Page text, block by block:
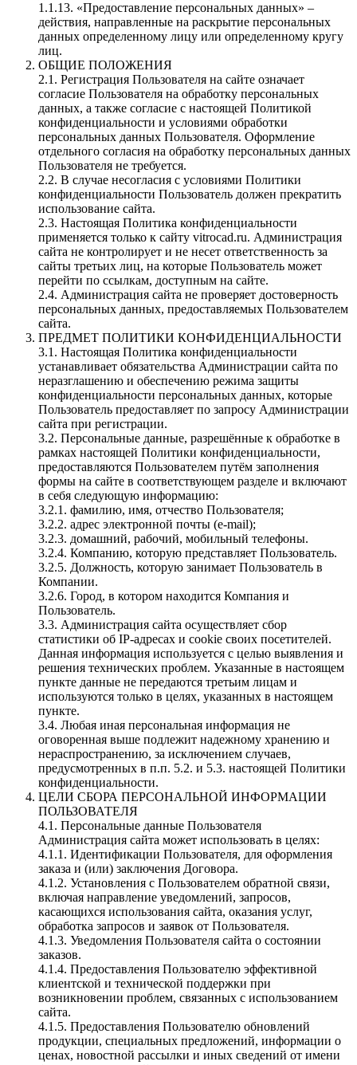
1.1.13. «Предоставление персональных данных» –
действия, направленные на раскрытие персональных
данных определенному лицу или определенному кругу
лиц.
ОБЩИЕ ПОЛОЖЕНИЯ
2.1. Регистрация Пользователя на сайте означает
согласие Пользователя на обработку персональных
данных, а также согласие с настоящей Политикой
конфиденциальности и условиями обработки
персональных данных Пользователя. Оформление
отдельного согласия на обработку персональных данных
Пользователя не требуется.
2.2. В случае несогласия с условиями Политики
конфиденциальности Пользователь должен прекратить
использование сайта.
2.3. Настоящая Политика конфиденциальности
применяется только к сайту vitrocad.ru. Администрация
сайта не контролирует и не несет ответственность за
сайты третьих лиц, на которые Пользователь может
перейти по ссылкам, доступным на сайте.
2.4. Администрация сайта не проверяет достоверность
персональных данных, предоставляемых Пользователем
сайта.
ПРЕДМЕТ ПОЛИТИКИ КОНФИДЕНЦИАЛЬНОСТИ
3.1. Настоящая Политика конфиденциальности
устанавливает обязательства Администрации сайта по
неразглашению и обеспечению режима защиты
конфиденциальности персональных данных, которые
Пользователь предоставляет по запросу Администрации
сайта при регистрации.
3.2. Персональные данные, разрешённые к обработке в
рамках настоящей Политики конфиденциальности,
предоставляются Пользователем путём заполнения
формы на сайте в соответствующем разделе и включают
в себя следующую информацию:
3.2.1. фамилию, имя, отчество Пользователя;
3.2.2. адрес электронной почты (e-mail);
3.2.3. домашний, рабочий, мобильный телефоны.
3.2.4. Компанию, которую представляет Пользователь.
3.2.5. Должность, которую занимает Пользователь в
Компании.
3.2.6. Город, в котором находится Компания и
Пользователь.
3.3. Администрация сайта осуществляет сбор
статистики об IP-адресах и cookie своих посетителей.
Данная информация используется с целью выявления и
решения технических проблем. Указанные в настоящем
пункте данные не передаются третьим лицам и
используются только в целях, указанных в настоящем
пункте.
3.4. Любая иная персональная информация не
оговоренная выше подлежит надежному хранению и
нераспространению, за исключением случаев,
предусмотренных в п.п. 5.2. и 5.3. настоящей Политики
конфиденциальности.
ЦЕЛИ СБОРА ПЕРСОНАЛЬНОЙ ИНФОРМАЦИИ
ПОЛЬЗОВАТЕЛЯ
4.1. Персональные данные Пользователя
Администрация сайта может использовать в целях:
4.1.1. Идентификации Пользователя, для оформления
заказа и (или) заключения Договора.
4.1.2. Установления с Пользователем обратной связи,
включая направление уведомлений, запросов,
касающихся использования сайта, оказания услуг,
обработка запросов и заявок от Пользователя.
4.1.3. Уведомления Пользователя сайта о состоянии
заказов.
4.1.4. Предоставления Пользователю эффективной
клиентской и технической поддержки при
возникновении проблем, связанных с использованием
сайта.
4.1.5. Предоставления Пользователю обновлений
продукции, специальных предложений, информации о
ценах, новостной рассылки и иных сведений от имени